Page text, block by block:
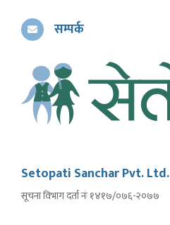
सम्पर्क
Setopati Sanchar Pvt. Ltd.
सूचना विभाग दर्ता नंः १४१७/०७६-२०७७